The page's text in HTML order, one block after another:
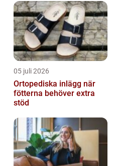
05 juli 2026
Ortopediska inlägg när
fötterna behöver extra
stöd